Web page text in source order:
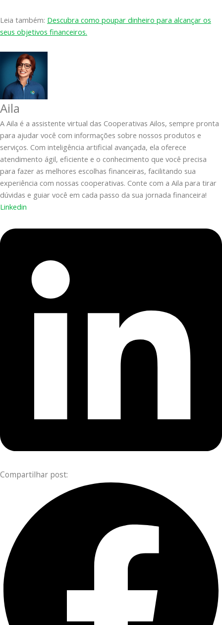
Leia também: Descubra como poupar dinheiro para alcançar os
seus objetivos financeiros.
Aila
A Aila é a assistente virtual das Cooperativas Ailos, sempre pronta
para ajudar você com informações sobre nossos produtos e
serviços. Com inteligência artificial avançada, ela oferece
atendimento ágil, eficiente e o conhecimento que você precisa
para fazer as melhores escolhas financeiras, facilitando sua
experiência com nossas cooperativas. Conte com a Aila para tirar
dúvidas e guiar você em cada passo da sua jornada financeira!
Linkedin
Compartilhar post: